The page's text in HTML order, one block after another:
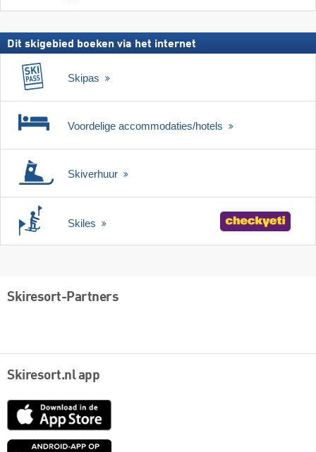
Dit skigebied boeken via het internet
Skipas
Voordelige accommodaties/hotels
Skiverhuur
Skiles
Skiresort-Partners
Skiresort.nl app